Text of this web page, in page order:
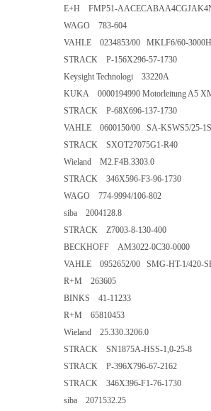
E+H FMP51-
WAGO 783-604
VAHLE 0234853/00 MKLF6/60-
STRACK P-156X296-57-1730
Keysight Technologi 33220A
KUKA 0000194990 Motorleitung A5
STRACK P-68X696-137-1730
VAHLE 0600150/00 SA-KSWS5/25-
STRACK SXOT27075G1-R40
Wieland M2.F4B.3303.0
STRACK 346X596-F3-96-1730
WAGO 774-9994/106-802
siba 2004128.8
STRACK Z7003-8-130-400
BECKHOFF AM3022-0C30-0000
VAHLE 0952652/00 SMG-HT-1/420-
R+M 263605
BINKS 41-11233
R+M 65810453
Wieland 25.330.3206.0
STRACK SN1875A-HSS-1,0-25-8
STRACK P-396X796-67-2162
STRACK 346X396-F1-76-1730
siba 2071532.25